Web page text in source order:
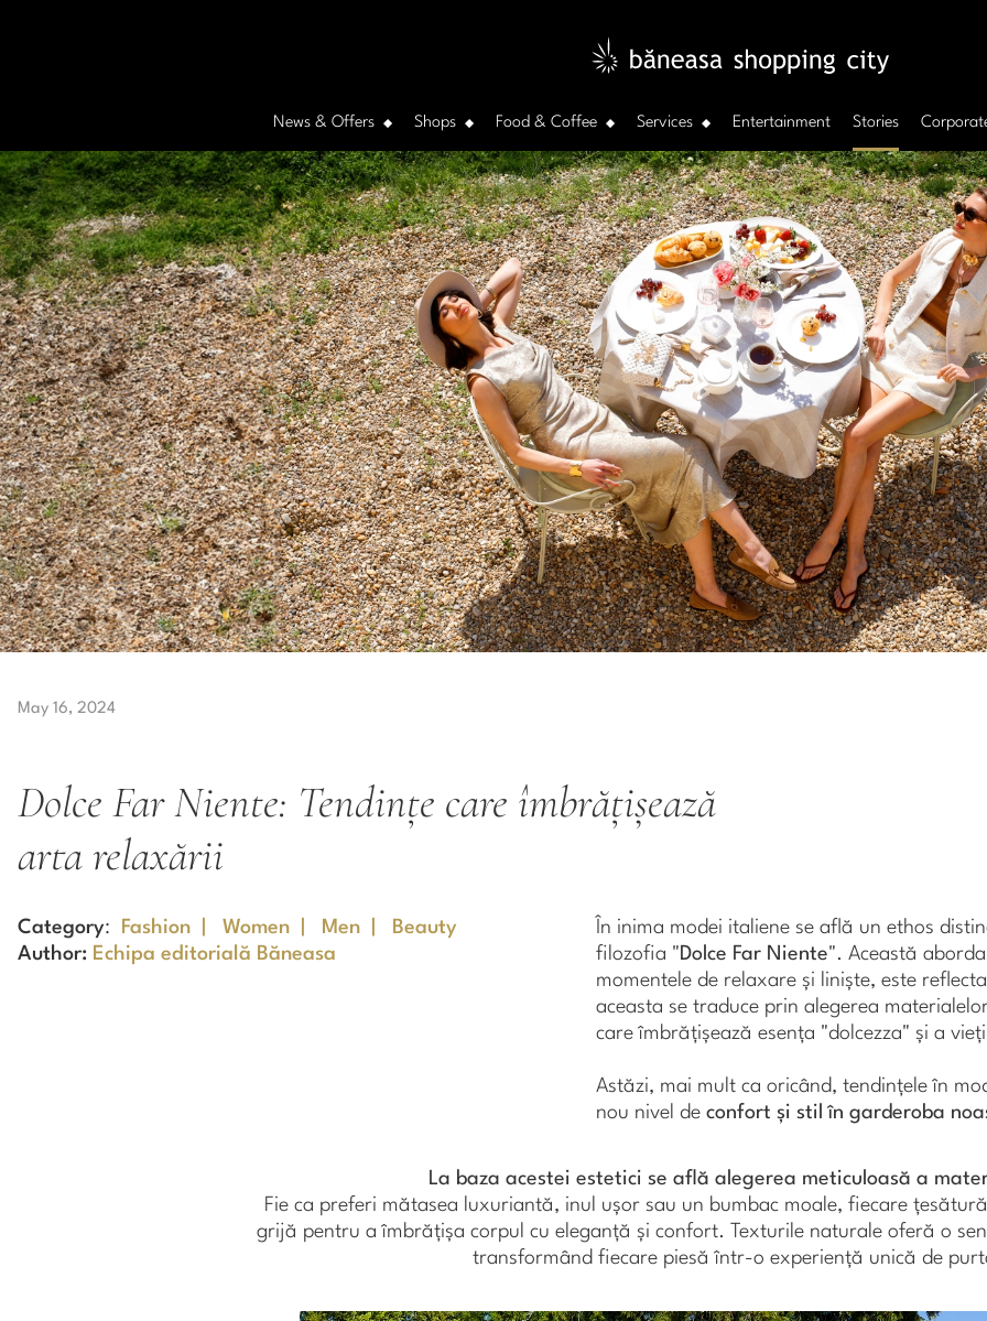
News & Offers Shops Food & Coffee Services Entertainment Stories
May 16, 2024
Dolce Far Niente: Tendințe care îmbrățișează
arta relaxării
Category: Fashion Women Men
Beauty
Author: Echipa editorială Băneasa
În inima modei italiene se află un ethos
filozofia "Dolce Far Niente". Această
momentele de relaxare și liniște, este
aceasta se traduce prin alegerea
care îmbrățișează esența "dolcezza" și a
Astăzi, mai mult ca oricând, tendințele în
nou nivel de confort și stil în garderoba
La baza acestei estetici se află alegerea meticuloasă a
Fie ca preferi mătasea luxuriantă, inul ușor sau un bumbac moale, fiecare
grijă pentru a îmbrățișa corpul cu eleganță și confort. Texturile naturale oferă o
transformând fiecare piesă într-o experiență unică de